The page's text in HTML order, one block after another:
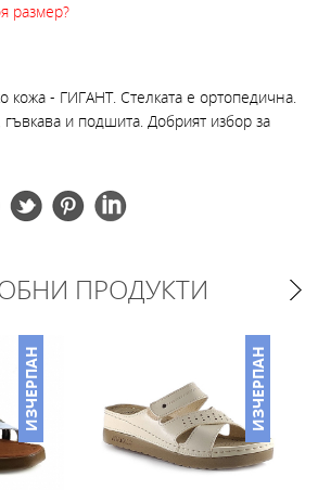
размер?
кожа - ГИГАНТ. Стелката е ортопедична.
и подшита. Добрият избор за
ПРОДУКТИ
ИЗЧЕРПАН ИЗЧЕРПАН